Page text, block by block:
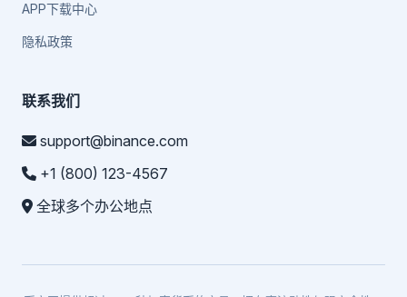
APP下载中心
隐私政策
联系我们
support@binance.com
+1 (800) 123-4567
全球多个办公地点